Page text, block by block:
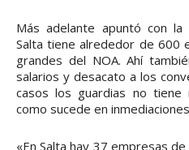
Más adelante apuntó con la
Salta tiene alrededor de 600
grandes del NOA. Ahí
salarios y desacato a los
casos los guardias no tiene
como sucede en
«En Salta hay 37 empresas